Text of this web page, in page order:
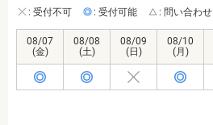
: 受付不可 : 受付可能 : 問い合わせ
08/07
(金)
08/08
(土)
08/09
(日)
08/10
(月)